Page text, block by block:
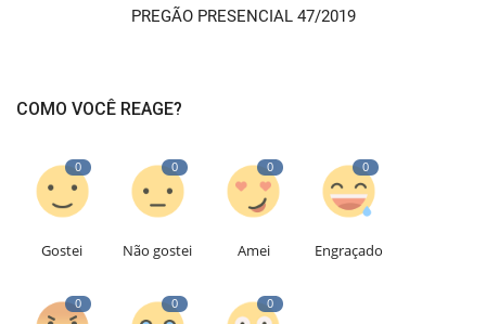
PREGÃO PRESENCIAL 47/2019
COMO VOCÊ REAGE?
0
Gostei
0
Não gostei
0
Amei
0
Engraçado
0 0 0